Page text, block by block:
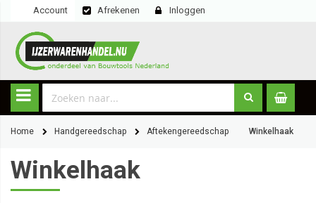
Account Afrekenen Inloggen
Home Handgereedschap Aftekengereedschap Winkelhaak
Winkelhaak